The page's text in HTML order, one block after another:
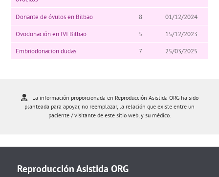
Donante de óvulos en Bilbao 8 01/12/2024
Ovodonación en IVI Bilbao 5 15/12/2023
Embriodonacion dudas 7 25/03/2025
La información proporcionada en Reproducción Asistida ORG ha sido
planteada para apoyar, no reemplazar, la relación que existe entre un
paciente / visitante de este sitio web, y su médico.
Reproducción Asistida ORG